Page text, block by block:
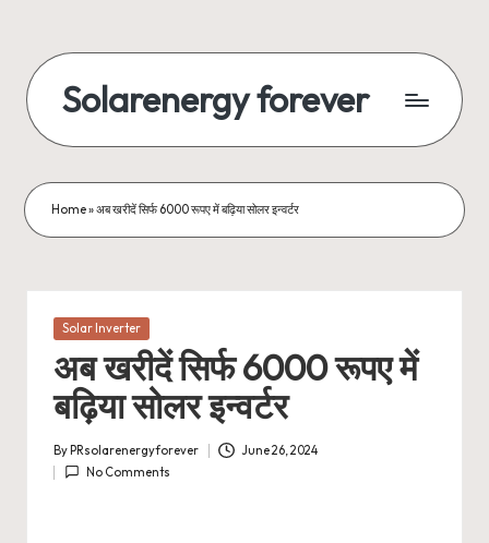
content
Solarenergy forever
बिजली
Home»अब खरीदें सिर्फ 6000 रूपए में बढ़िया सोलर इन्वर्टर
Posted
Solar Inverter
अब खरीदें सिर्फ 6000 रूपए में
बढ़िया सोलर इन्वर्टर
Posted
by
By PRsolarenergyforever
June 26, 2024
No Comments